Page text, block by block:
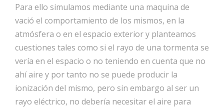
Para ello simulamos mediante una maquina de
vació el comportamiento de los mismos, en la
atmósfera o en el espacio exterior y planteamos
cuestiones tales como si el rayo de una tormenta se
vería en el espacio o no teniendo en cuenta que no
ahí aire y por tanto no se puede producir la
ionización del mismo, pero sin embargo al ser un
rayo eléctrico, no debería necesitar el aire para